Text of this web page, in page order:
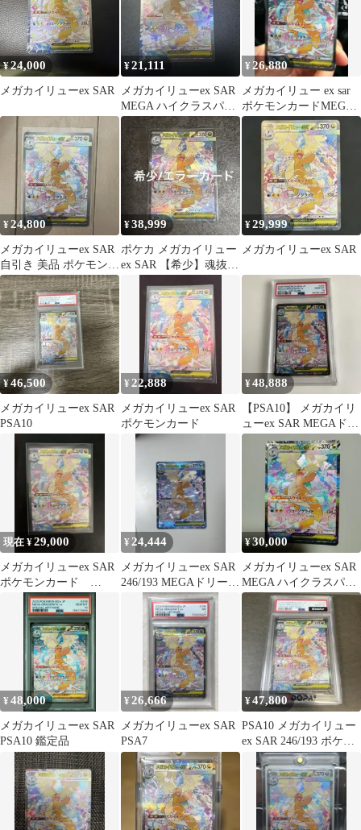
¥24,000
メガカイリューex SAR
¥21,111
メガカイリューex SAR
MEGA ハイクラスパッ
ク MEGAドリームex …
¥ 26,880
メガカイリュー ex sar
ポケモンカードMEGA
メガドリームex
¥24,800
メガカイリューex SAR
自引き 美品 ポケモンカ
ード
¥38,999
ポケカ メガカイリュー
ex SAR 【希少】魂抜
¥29,999
メガカイリューex SAR
¥46,500
メガカイリューex SAR
PSA10
¥ 22,888
メガカイリューex SAR
ポケモンカード
¥48,888
【PSA10】 メガカイリ
ューex SAR MEGAドリ
ームex …
現在 ¥29,000
メガカイリューex SAR
ポケモンカード
MEGAドリームex
¥24,444
メガカイリューex SAR
246/193 MEGAドリーム
ex ポケモンカード
¥30,000
メガカイリューex SAR
MEGA ハイクラスパッ
ク MEGAドリームex …
¥48,000
メガカイリューex SAR
PSA10 鑑定品
¥26,666
メガカイリューex SAR
PSA7
¥47,800
PSA10 メガカイリュー
ex SAR 246/193 ポケモ
ンカード